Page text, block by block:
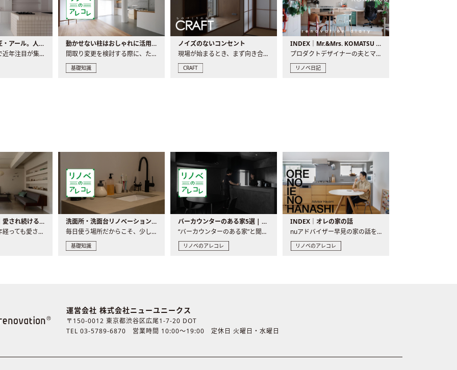
大注目の建築意匠・アール。人気の理由と空間に取り入れるポイント
リノベーションで近年注目が集まる建築意匠の一つであるアール..
動かせない柱はおしゃれに活用！柱を魅せるリノベーション(リノベ)4選
間取り変更を検討する際に、たびたび皆さんの頭を悩ませる動か..
基礎知識
ノイズのないコンセント
現場が始まるとき、まず向き合うものの一つがコンセントです..
CRAFT
INDEX｜Mr.&Mrs. KOMATSU renovation diary
プロダクトデザイナーの夫とマーチャンダイザーの妻が、夫婦で..
リノベ日記
世界の名作家具｜愛され続ける理由と一生モノとの出会い方
家具には、何十年経っても愛され続ける「名作」と呼ばれるもの..
洗面所・洗面台リノベーションの事例と間取りアイデア
毎日使う場所だからこそ、少しの間取りの工夫や素材の選び方で..
基礎知識
バーカウンターのある家5選 | 日常に馴染む“距離の近い”キッチンとは
“バーカウンターのある家”と聞くと、少し特別な、大人のための..
リノベのアレコレ
INDEX｜オレの家の話
nuアドバイザー早見の家の話を、全4話でお届け。リノベーションを..
リノベのアレコレ
運営会社 株式会社ニューユニークス
〒150-0012 東京都渋谷区広尾1-7-20 DOT
TEL 03-5789-6870 営業時間 10:00〜19:00 定休日 火曜日・水曜日